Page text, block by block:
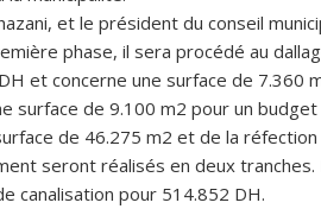
et le président du conseil
phase, il sera procédé au
et concerne une surface de
surface de 9.100 m2 pour un
de 46.275 m2 et de la
seront réalisés en deux
canalisation pour 514.852 DH.